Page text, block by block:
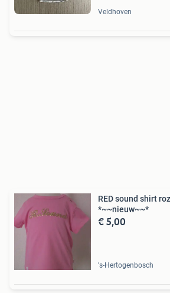
Veldhoven
RED sound shirt
*~~nieuw~~*
€ 5,00
's-Hertogenbosch